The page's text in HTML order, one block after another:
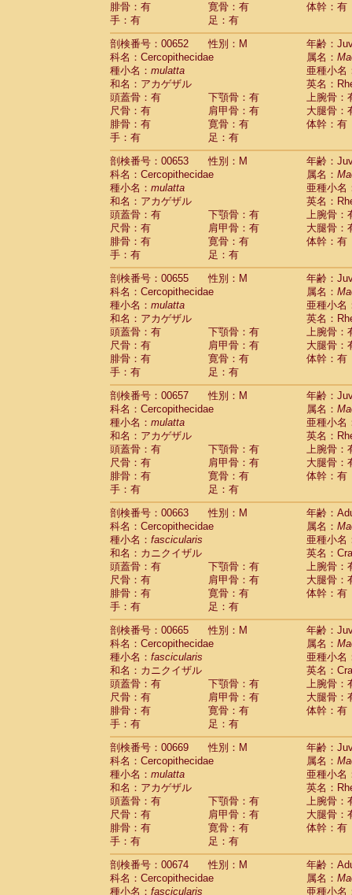
腓骨：有
寛骨：有
体幹：有
手：有
足：有
剖検番号：00652
性別：M
年齢：
科名：Cercopithecidae
属名：
種小名： mulatta
亜種小名
和名：アカゲザル
英名：
頭蓋骨：有
下顎骨：有
上腕骨：
尺骨：有
肩甲骨：有
大腿骨：
腓骨：有
寛骨：有
体幹：有
手：有
足：有
剖検番号：00653
性別：M
年齢：
科名：Cercopithecidae
属名：
種小名： mulatta
亜種小名
和名：アカゲザル
英名：
頭蓋骨：有
下顎骨：有
上腕骨：
尺骨：有
肩甲骨：有
大腿骨：
腓骨：有
寛骨：有
体幹：有
手：有
足：有
剖検番号：00655
性別：M
年齢：
科名：Cercopithecidae
属名：
種小名： mulatta
亜種小名
和名：アカゲザル
英名：
頭蓋骨：有
下顎骨：有
上腕骨：
尺骨：有
肩甲骨：有
大腿骨：
腓骨：有
寛骨：有
体幹：有
手：有
足：有
剖検番号：00657
性別：M
年齢：
科名：Cercopithecidae
属名：
種小名： mulatta
亜種小名
和名：アカゲザル
英名：
頭蓋骨：有
下顎骨：有
上腕骨：
尺骨：有
肩甲骨：有
大腿骨：
腓骨：有
寛骨：有
体幹：有
手：有
足：有
剖検番号：00663
性別：M
年齢：
科名：Cercopithecidae
属名：
種小名： fascicularis
亜種小名
和名：カニクイザル
英名：
頭蓋骨：有
下顎骨：有
上腕骨：
尺骨：有
肩甲骨：有
大腿骨：
腓骨：有
寛骨：有
体幹：有
手：有
足：有
剖検番号：00665
性別：M
年齢：
科名：Cercopithecidae
属名：
種小名： fascicularis
亜種小名
和名：カニクイザル
英名：
頭蓋骨：有
下顎骨：有
上腕骨：
尺骨：有
肩甲骨：有
大腿骨：
腓骨：有
寛骨：有
体幹：有
手：有
足：有
剖検番号：00669
性別：M
年齢：
科名：Cercopithecidae
属名：
種小名： mulatta
亜種小名
和名：アカゲザル
英名：
頭蓋骨：有
下顎骨：有
上腕骨：
尺骨：有
肩甲骨：有
大腿骨：
腓骨：有
寛骨：有
体幹：有
手：有
足：有
剖検番号：00674
性別：M
年齢：
科名：Cercopithecidae
属名：
種小名： fascicularis 亜種小名